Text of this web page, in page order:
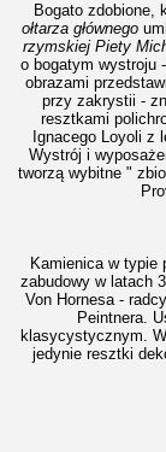
Bogato zdobione,
ołtarza głównego
rzymskiej Piety
o bogatym wystroju -
obrazami
przy zakrystii -
resztkami
Ignacego Loyoli z
Wystrój i
tworzą wybitne "
Kamienica w typie
zabudowy w latach
Von Hornesa -
Peintnera.
klasycystycznym.
jedynie resztki